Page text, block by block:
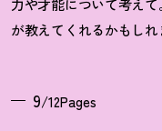
力や才能について考え
が教えてくれるかもしれ
9/12Pages